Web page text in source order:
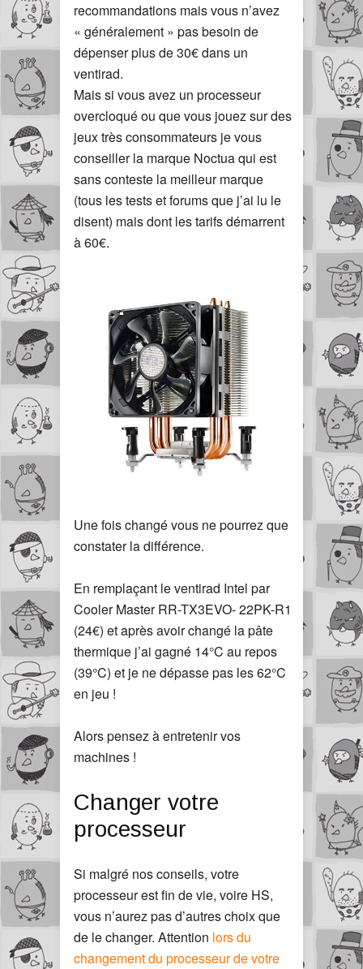
recommandations mais vous n’avez
« généralement » pas besoin de
dépenser plus de 30€ dans un
ventirad.
Mais si vous avez un processeur
overcloqué ou que vous jouez sur des
jeux très consommateurs je vous
conseiller la marque Noctua qui est
sans conteste la meilleur marque
(tous les tests et forums que j’ai lu le
disent) mais dont les tarifs démarrent
à 60€.
Une fois changé vous ne pourrez que
constater la différence.
En remplaçant le ventirad Intel par
Cooler Master RR-TX3EVO- 22PK-R1
(24€) et après avoir changé la pâte
thermique j’ai gagné 14°C au repos
(39°C) et je ne dépasse pas les 62°C
en jeu !
Alors pensez à entretenir vos
machines !
Changer votre
processeur
Si malgré nos conseils, votre
processeur est fin de vie, voire HS,
vous n’aurez pas d’autres choix que
de le changer. Attention lors du
changement du processeur de votre